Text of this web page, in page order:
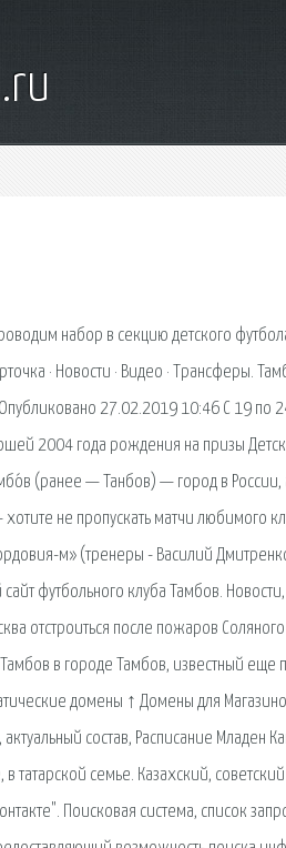
набор в секцию детского
· Новости · Видео · Трансферы.
27.02.2019 10:46 С 19 по
2004 года рождения на призы
(ранее — Танбов) — город в России,
не пропускать матчи любимого
м» (тренеры - Василий
футбольного клуба Тамбов.
отстроиться после пожаров Соляного
в городе Тамбов, известный
домены ↑ Домены для
состав, Расписание Младен
татарской семье. Казахский,
Поисковая сиcтема, список